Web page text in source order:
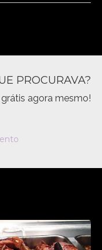
PROCURAVA?
agora mesmo!